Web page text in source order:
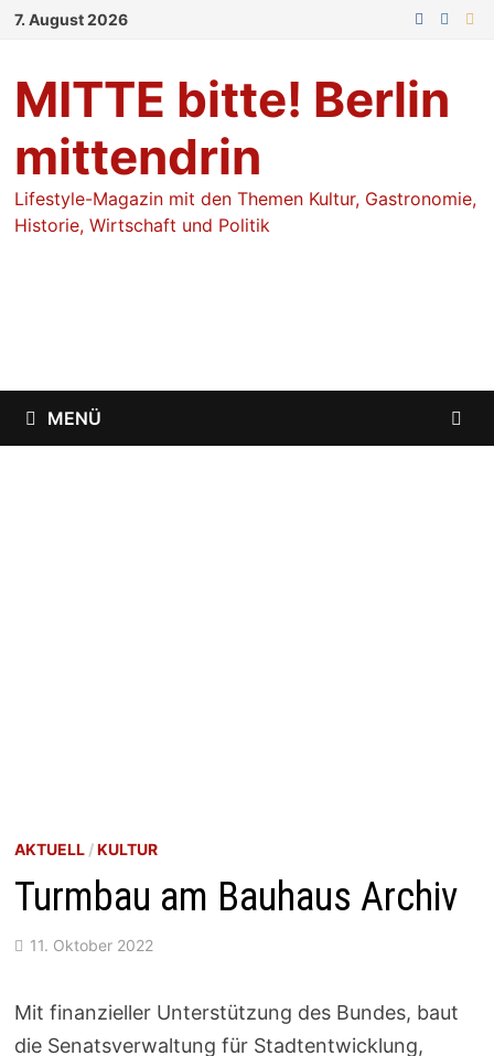
Zum
7. August 2026
MITTE bitte! Berlin
mittendrin
Lifestyle-Magazin mit den Themen Kultur, Gastronomie,
Historie, Wirtschaft und Politik
MENÜ
AKTUELL/KULTUR
Turmbau am Bauhaus Archiv
11. Oktober 2022
Mit finanzieller Unterstützung des Bundes, baut
die Senatsverwaltung für Stadtentwicklung,